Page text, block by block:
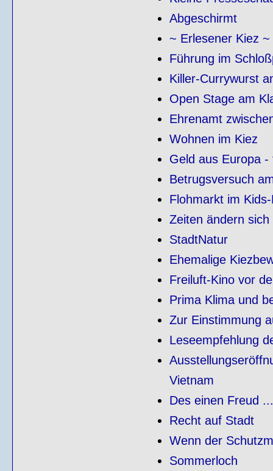
Abgeschirmt
~ Erlesener Kiez
Führung im
Killer-Currywurst
Open Stage am
Ehrenamt
Wohnen im Kiez
Geld aus Europa
Betrugsversuch
Flohmarkt im
Zeiten ändern sich
StadtNatur
Ehemalige
Freiluft-Kino vor
Prima Klima und
Zur Einstimmung
Leseempfehlung
Vietnam
Des einen Freud
Recht auf Stadt
Wenn der
Sommerloch